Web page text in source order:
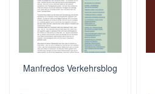
Manfredos Verkehrsblog